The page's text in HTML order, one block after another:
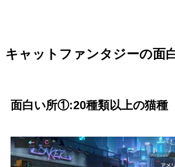
キャットファンタジーの面
面白い所①:20種類以上の猫種